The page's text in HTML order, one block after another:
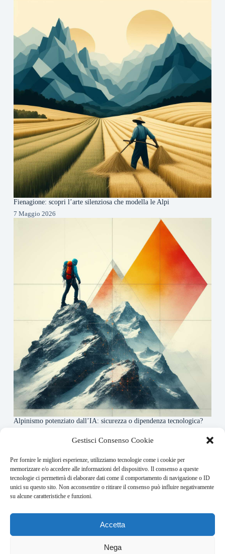
Gestisci Consenso Cookie
Per fornire le migliori esperienze, utilizziamo tecnologie come i cookie per
memorizzare e/o accedere alle informazioni del dispositivo. Il consenso a queste
tecnologie ci permetterà di elaborare dati come il comportamento di navigazione o ID
unici su questo sito. Non acconsentire o ritirare il consenso può influire negativamente
su alcune caratteristiche e funzioni.
Accetta
Nega
Fienagione: scopri l’arte silenziosa che modella le Alpi
7 Maggio 2026
Alpinismo potenziato dall’IA: sicurezza o dipendenza tecnologica?
About this website
Rivistadellamontagna.it ogni giorno trova per te le principali
notizie su montagna trekking e alpinismo da tutto il mondo.
Address:
VIA USODIMARE 3 - 37138 - VERONA (VR)
redazione@bullet-network.com